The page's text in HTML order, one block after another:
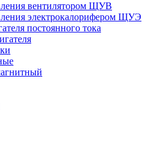
вентилятором ЩУВ
электрокалорифером ЩУЭ
постоянного тока